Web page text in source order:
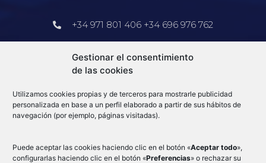
Gestionar el consentimiento
de las cookies
Utilizamos cookies propias y de terceros para mostrarle publicidad
personalizada en base a un perfil elaborado a partir de sus hábitos de
navegación (por ejemplo, páginas visitadas).
Puede aceptar las cookies haciendo clic en el botón «Aceptar todo»,
configurarlas haciendo clic en el botón «Preferencias» o rechazar su
+34 971 801 406 +34 696 976 762
+34 913 578 905
info@e-log.es
Blog